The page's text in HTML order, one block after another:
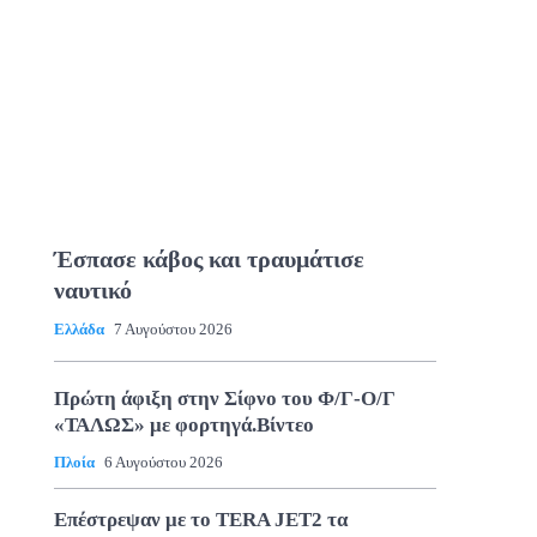
Έσπασε κάβος και τραυμάτισε
ναυτικό
Ελλάδα 7 Αυγούστου 2026
Πρώτη άφιξη στην Σίφνο του Φ/Γ-Ο/Γ
«ΤΑΛΩΣ» με φορτηγά.Βίντεο
Πλοία 6 Αυγούστου 2026
Επέστρεψαν με το TERA JET2 τα